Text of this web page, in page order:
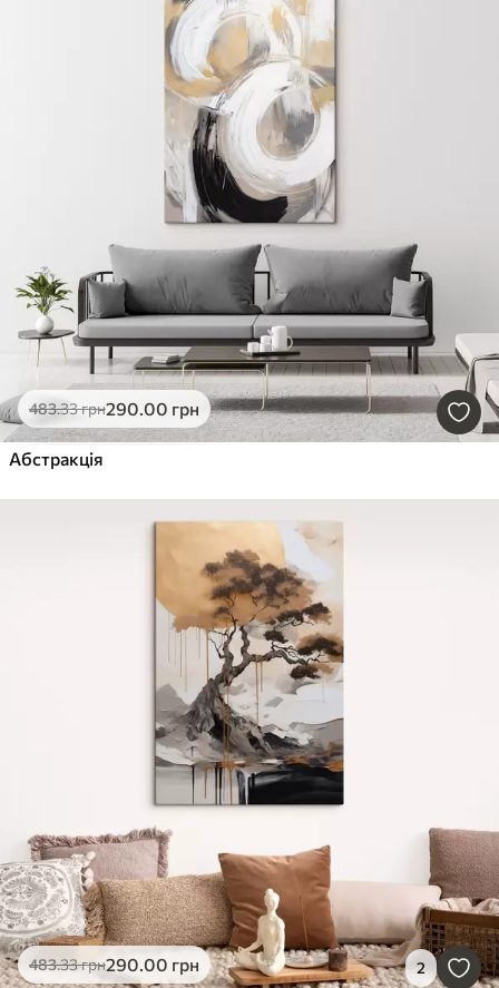
483.33грн290.00 грн
Абстракція
483.33грн290.00 грн 2